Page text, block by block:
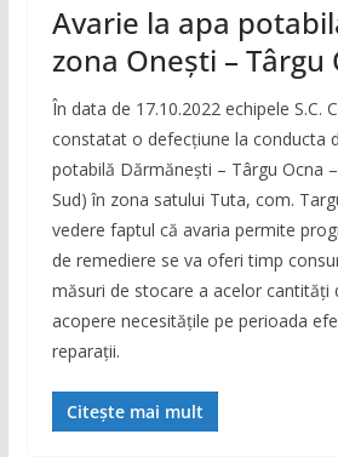
Avarie la apa
zona Onești – Târgu
În data de 17.10.2022 echipele S.C.
constatat o defecţiune la conducta
potabilă Dărmăneşti – Târgu Ocna
Sud) în zona satului Tuta, com.
vedere faptul că avaria permite
de remediere se va oferi timp
măsuri de stocare a acelor cantități
acopere necesitățile pe perioada
reparaţii.
Citește mai mult